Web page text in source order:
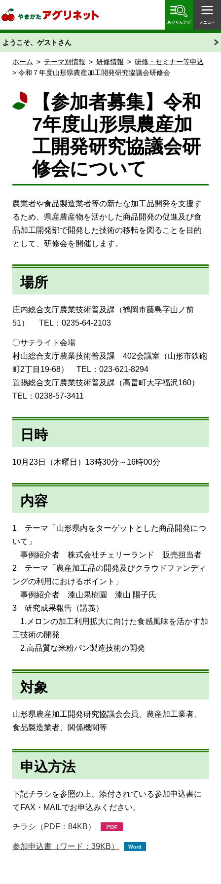
「あぐりん」
あぐりんナビ メニュー
ようこそ、ゲストさん
ホーム > テーマ別情報 > 研修情報 > 研修・セミナー等申込
> 令和７年度山形県農産加工開発研究協議会研修会
【参加者募集】令和
7年度山形県農産加
工開発研究協議会研
修会について
農業者や食品製造業者等の新たな加工品開発を支援す
るため、県産農産物を活かした商品開発の促進及び食
品加工開発部で開発した技術の移転を図ることを目的
として、研修会を開催します。
場所
庄内総合支庁農業技術普及課（鶴岡市藤島字山ノ前
51） TEL：0235-64-2103
〇サテライト会場
村山総合支庁農業技術普及課 402会議室（山形市鉄砲
町2丁目19-68） TEL：023-621-8294
置賜総合支庁農業技術普及課（高畠町大字福沢160）
TEL：0238-57-3411
日時
10月23日（木曜日）13時30分～16時00分
内容
1 テーマ「山形県内をターゲットとした商品開発につ
いて」
事例紹介者 株式会社チェリーランド 販売担当者
2 テーマ「農産加工品の開発及びクラウドファンディ
ングの利用におけるポイント」
事例紹介者 漆山果樹園 漆山 陽子氏
3 研究成果報告（講義）
1.メロンの加工利用拡大に向けた食感風味を活かす加
工技術の開発
2.高品質な米粉パン製造技術の開発
対象
山形県農産加工開発研究協議会会員、農産加工業者、
食品製造業者、関係機関等
申込方法
下記チラシを参照の上、添付されている参加申込書に
てFAX・MAILでお申込みください。
チラシ（PDF：84KB）
参加申込書（ワード：39KB）